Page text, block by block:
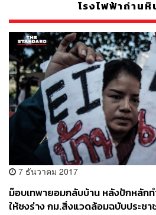
โรงไฟฟ้าถ่านหิ
7 ธันวาคม 2017
ม็อบเทพายอมกลับบ้าน หลังปักหลัก
ให้ชงร่าง กม.สิ่งแวดล้อมฉบับประชา